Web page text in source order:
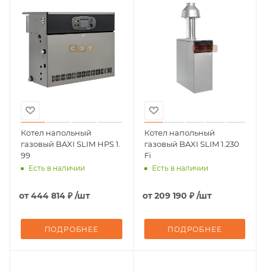
Котел напольный
газовый BAXI SLIM HPS 1.
99
Есть в наличии
от444 814 ₽ /шт
ПОДРОБНЕЕ
Котел напольный
газовый BAXI SLIM 1.230
Fi
Есть в наличии
от209 190 ₽ /шт
ПОДРОБНЕЕ